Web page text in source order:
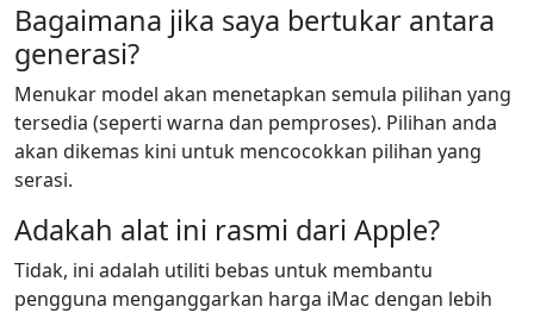
Bagaimana jika saya bertukar antara
generasi?
Menukar model akan menetapkan semula pilihan yang
tersedia (seperti warna dan pemproses). Pilihan anda
akan dikemas kini untuk mencocokkan pilihan yang
serasi.
Adakah alat ini rasmi dari Apple?
Tidak, ini adalah utiliti bebas untuk membantu
pengguna menganggarkan harga iMac dengan lebih